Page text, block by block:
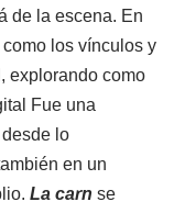
de la escena. En
los vínculos y
explorando como
Fue una
lo
en un
La carn se